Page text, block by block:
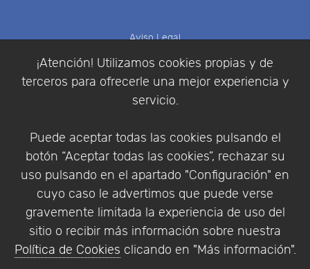
¡Atención! Utilizamos cookies propias y de
terceros para ofrecerle una mejor experiencia y
servicio.
Puede aceptar todas las cookies pulsando el
botón “Aceptar todas las cookies”, rechazar su
uso pulsando en el apartado "Configuración" en
cuyo caso le advertimos que puede verse
gravemente limitada la experiencia de uso del
sitio o recibir más información sobre nuestra
Política de Cookies clicando en "Más información".
Aviso Legal
Política de Privacidad
Condiciones de compra
Identificarse
Empresa|Aviso Legal| Política de Privacidad |
Política de Cookies
© Copyright 1994 - 2026. Addlink Software
Científico, S.L.